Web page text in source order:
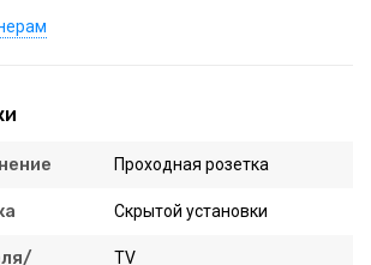
Проходная розетка
Скрытой установки
TV